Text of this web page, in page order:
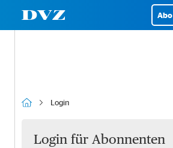
Abo
Login
Login für Abonnenten